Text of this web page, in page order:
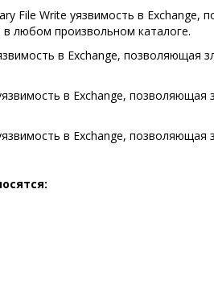
File Write уязвимость в Exchange,
в любом произвольном каталоге.
в Exchange, позволяющая
в Exchange,
в Exchange,